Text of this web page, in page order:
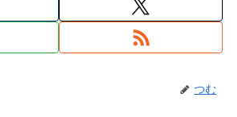
つむ